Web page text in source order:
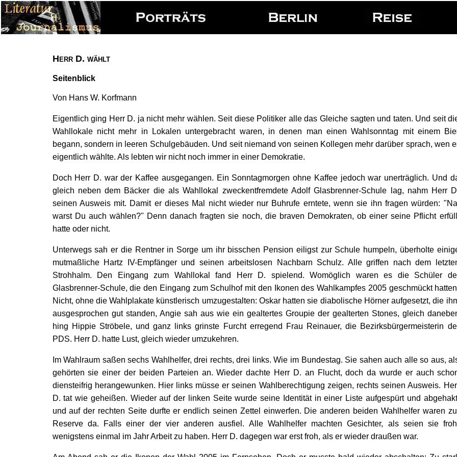
Herr D. wählt
Seitenblick
Von Hans W. Korfmann
Eigentlich ging Herr D. ja nicht mehr wählen. Seit diese Politiker alle das Gleiche sagten und taten. Und seit
Wahllokale nicht mehr in Lokalen untergebracht waren, in denen man einen Wahlsonntag mit einem
begann, sondern in leeren Schulgebäuden. Und seit niemand von seinen Kollegen mehr darüber sprach, wen
eigentlich wählte. Als lebten wir nicht noch immer in einer Demokratie.
Doch Herr D. war der Kaffee ausgegangen. Ein Sonntagmorgen ohne Kaffee jedoch war unerträglich. Und
gleich neben dem Bäcker die als Wahllokal zweckentfremdete Adolf Glasbrenner-Schule lag, nahm Herr
seinen Ausweis mit. Damit er dieses Mal nicht wieder nur Buhrufe erntete, wenn sie ihn fragen würden:
warst Du auch wählen?" Denn danach fragten sie noch, die braven Demokraten, ob einer seine Pflicht
hatte oder nicht.
Unterwegs sah er die Rentner in Sorge um ihr bisschen Pension eiligst zur Schule humpeln, überholte
mutmaßliche Hartz IV-Empfänger und seinen arbeitslosen Nachbarn Schulz. Alle griffen nach dem
Strohhalm. Den Eingang zum Wahllokal fand Herr D. spielend. Womöglich waren es die Schüler
Glasbrenner-Schule, die den Eingang zum Schulhof mit den Ikonen des Wahlkampfes 2005 geschmückt
Nicht, ohne die Wahlplakate künstlerisch umzugestalten: Oskar hatten sie diabolische Hörner aufgesetzt, die
ausgesprochen gut standen, Angie sah aus wie ein gealtertes Groupie der gealterten Stones, gleich
hing Hippie Ströbele, und ganz links grinste Furcht erregend Frau Reinauer, die Bezirksbürgermeisterin
PDS. Herr D. hatte Lust, gleich wieder umzukehren.
Im Wahlraum saßen sechs Wahlhelfer, drei rechts, drei links. Wie im Bundestag. Sie sahen auch alle so aus,
gehörten sie einer der beiden Parteien an. Wieder dachte Herr D. an Flucht, doch da wurde er auch
diensteifrig herangewunken. Hier links müsse er seinen Wahlberechtigung zeigen, rechts seinen Ausweis.
D. tat wie geheißen. Wieder auf der linken Seite wurde seine Identität in einer Liste aufgespürt und
und auf der rechten Seite durfte er endlich seinen Zettel einwerfen. Die anderen beiden Wahlhelfer waren
Reserve da. Falls einer der vier anderen ausfiel. Alle Wahlhelfer machten Gesichter, als seien sie
wenigstens einmal im Jahr Arbeit zu haben. Herr D. dagegen war erst froh, als er wieder draußen war.